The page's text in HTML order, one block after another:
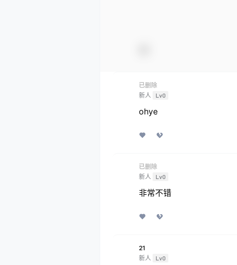
已删除
新人
Lv0
ohye
已删除
新人
Lv0
非常不错
21
新人
Lv0